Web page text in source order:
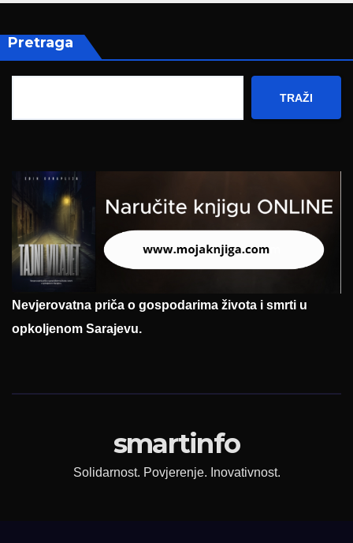
Pretraga
TRAŽI
Nevjerovatna priča o gospodarima života i smrti u
opkoljenom Sarajevu.
smartinfo
Solidarnost. Povjerenje. Inovativnost.